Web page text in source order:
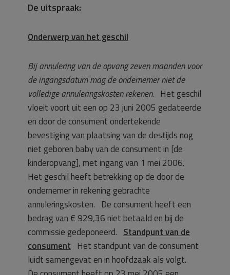
De uitspraak:
Onderwerp van het geschil
Bij annulering van de opvang zeven maanden voor
de ingangsdatum mag de ondernemer niet de
volledige annuleringskosten rekenen. Het geschil
vloeit voort uit een op 23 juni 2005 gedateerde
en door de consument ondertekende
bevestiging van plaatsing van de destijds nog
niet geboren baby van de consument in [de
kinderopvang], met ingang van 1 mei 2006.
Het geschil heeft betrekking op de door de
ondernemer in rekening gebrachte
annuleringskosten. De consument heeft een
bedrag van € 929,36 niet betaald en bij de
commissie gedeponeerd. Standpunt van de
consument Het standpunt van de consument
luidt samengevat en in hoofdzaak als volgt.